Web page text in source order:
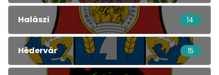
Halászi 14
Hédervár 15